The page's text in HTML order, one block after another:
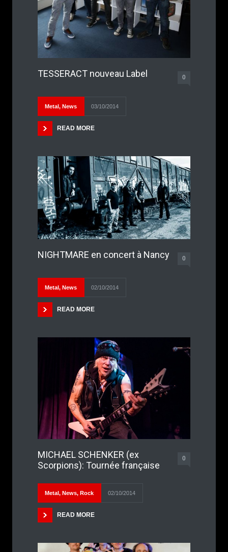
TESSERACT nouveau Label 0
Metal, News 03/10/2014
READ MORE
NIGHTMARE en concert à Nancy 0
Metal, News 02/10/2014
READ MORE
MICHAEL SCHENKER (ex
Scorpions): Tournée française
0
Metal, News, Rock 02/10/2014
READ MORE